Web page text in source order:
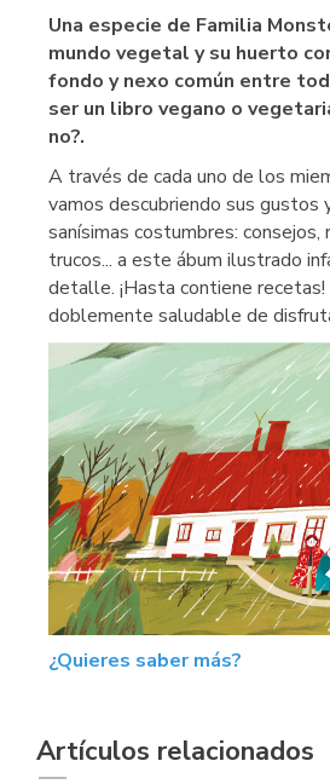
Una especie de Familia
mundo vegetal y su huerto
fondo y nexo común entre
ser un libro vegano o
no?.
A través de cada uno de los
vamos descubriendo sus gustos
sanísimas costumbres: consejos,
trucos... a este ábum ilustrado
detalle. ¡Hasta contiene recetas!
doblemente saludable de
¿Quieres saber más?
Artículos relacionados